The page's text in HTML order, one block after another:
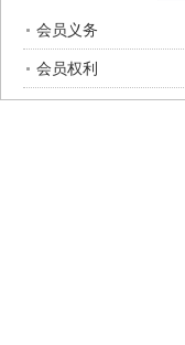
会员义务
会员权利